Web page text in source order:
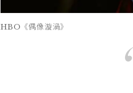
HBO《偶像漩渦》